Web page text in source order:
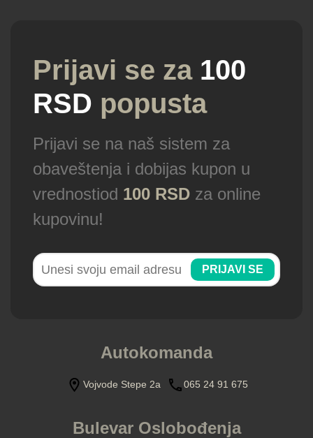
Prijavi se za 100
RSD popusta
Prijavi se na naš sistem za
obaveštenja i dobijas kupon u
vrednostiod 100 RSD za online
kupovinu!
PRIJAVI SE
Autokomanda
Vojvode Stepe 2a 065 24 91 675
Bulevar Oslobođenja